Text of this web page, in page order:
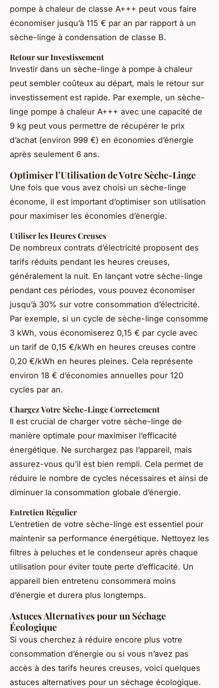
pompe à chaleur de classe A+++ peut vous faire
économiser jusqu’à 115 € par an par rapport à un
sèche-linge à condensation de classe B.
Retour sur Investissement
Investir dans un sèche-linge à pompe à chaleur
peut sembler coûteux au départ, mais le retour sur
investissement est rapide. Par exemple, un sèche-
linge pompe à chaleur A+++ avec une capacité de
9 kg peut vous permettre de récupérer le prix
d’achat (environ 999 €) en économies d’énergie
après seulement 6 ans.
Optimiser l’Utilisation de Votre Sèche-Linge
Une fois que vous avez choisi un sèche-linge
économe, il est important d’optimiser son utilisation
pour maximiser les économies d’énergie.
Utiliser les Heures Creuses
De nombreux contrats d’électricité proposent des
tarifs réduits pendant les heures creuses,
généralement la nuit. En lançant votre sèche-linge
pendant ces périodes, vous pouvez économiser
jusqu’à 30% sur votre consommation d’électricité.
Par exemple, si un cycle de sèche-linge consomme
3 kWh, vous économiserez 0,15 € par cycle avec
un tarif de 0,15 €/kWh en heures creuses contre
0,20 €/kWh en heures pleines. Cela représente
environ 18 € d’économies annuelles pour 120
cycles par an.
Chargez Votre Sèche-Linge Correctement
Il est crucial de charger votre sèche-linge de
manière optimale pour maximiser l’efficacité
énergétique. Ne surchargez pas l’appareil, mais
assurez-vous qu’il est bien rempli. Cela permet de
réduire le nombre de cycles nécessaires et ainsi de
diminuer la consommation globale d’énergie.
Entretien Régulier
L’entretien de votre sèche-linge est essentiel pour
maintenir sa performance énergétique. Nettoyez les
filtres à peluches et le condenseur après chaque
utilisation pour éviter toute perte d’efficacité. Un
appareil bien entretenu consommera moins
d’énergie et durera plus longtemps.
Astuces Alternatives pour un Séchage
Écologique
Si vous cherchez à réduire encore plus votre
consommation d’énergie ou si vous n’avez pas
accès à des tarifs heures creuses, voici quelques
astuces alternatives pour un séchage écologique.